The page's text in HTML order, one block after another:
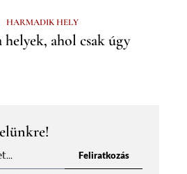
HARMADIK HELY
ahol csak úgy
Feliratkozás